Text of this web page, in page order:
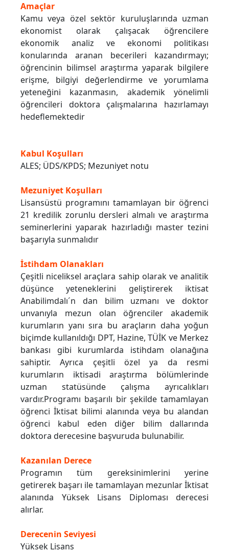
Amaçlar
Kamu veya özel sektör kuruluşlarında uzman
ekonomist olarak çalışacak öğrencilere
ekonomik analiz ve ekonomi politikası
konularında aranan becerileri kazandırmayı;
öğrencinin bilimsel araştırma yaparak bilgilere
erişme, bilgiyi değerlendirme ve yorumlama
yeteneğini kazanmasın, akademik yönelimli
öğrencileri doktora çalışmalarına hazırlamayı
hedeflemektedir
Kabul Koşulları
ALES; ÜDS/KPDS; Mezuniyet notu
Mezuniyet Koşulları
Lisansüstü programını tamamlayan bir öğrenci
21 kredilik zorunlu dersleri almalı ve araştırma
seminerlerini yaparak hazırladığı master tezini
başarıyla sunmalıdır
İstihdam Olanakları
Çeşitli niceliksel araçlara sahip olarak ve analitik
düşünce yeteneklerini geliştirerek iktisat
Anabilimdalı´n dan bilim uzmanı ve doktor
unvanıyla mezun olan öğrenciler akademik
kurumların yanı sıra bu araçların daha yoğun
biçimde kullanıldığı DPT, Hazine, TÜİK ve Merkez
bankası gibi kurumlarda istihdam olanağına
sahiptir. Ayrıca çeşitli özel ya da resmi
kurumların iktisadi araştırma bölümlerinde
uzman statüsünde çalışma ayrıcalıkları
vardır.Programı başarılı bir şekilde tamamlayan
öğrenci İktisat bilimi alanında veya bu alandan
öğrenci kabul eden diğer bilim dallarında
doktora derecesine başvuruda bulunabilir.
Kazanılan Derece
Programın tüm gereksinimlerini yerine
getirerek başarı ile tamamlayan mezunlar İktisat
alanında Yüksek Lisans Diploması derecesi
alırlar.
Derecenin Seviyesi
Yüksek Lisans